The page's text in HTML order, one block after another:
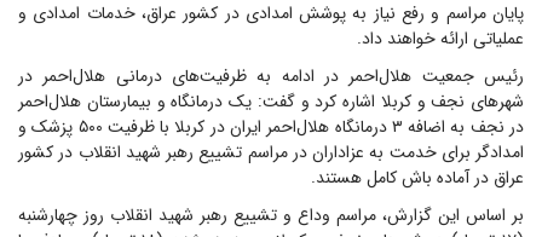
پایان مراسم و رفع نیاز به پوشش امدادی در کشور عراق، خدمات امدادی و
عملیاتی ارائه خواهند داد.
رئیس جمعیت هلال‌احمر در ادامه به ظرفیت‌های درمانی هلال‌احمر در
شهر‌های نجف و کربلا اشاره کرد و گفت: یک درمانگاه و بیمارستان هلال‌احمر
در نجف به اضافه ۳ درمانگاه هلال‌احمر ایران در کربلا با ظرفیت ۵۰۰ پزشک و
امدادگر برای خدمت به عزاداران در مراسم تشییع رهبر شهید انقلاب در کشور
عراق در آماده باش کامل هستند.
بر اساس این گزارش، مراسم وداع و تشییع رهبر شهید انقلاب روز چهارشنبه